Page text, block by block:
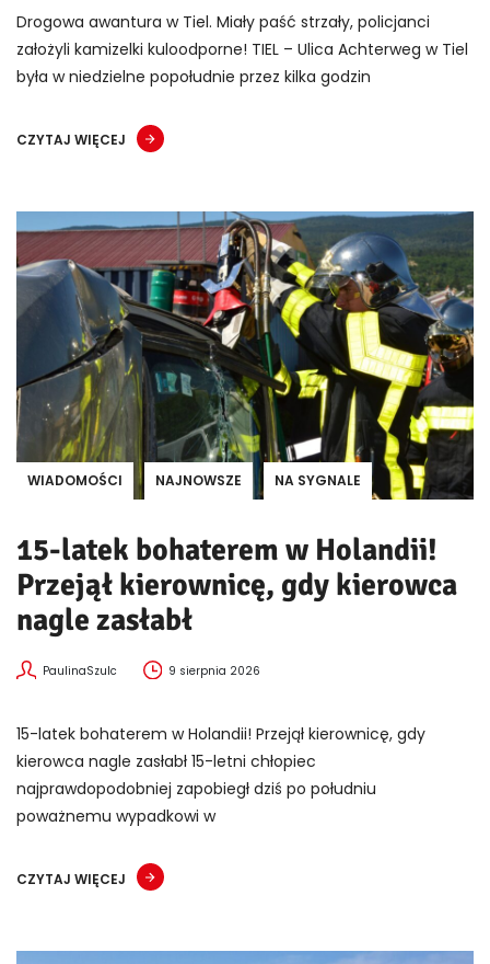
Drogowa awantura w Tiel. Miały paść strzały, policjanci
założyli kamizelki kuloodporne! TIEL – Ulica Achterweg w Tiel
była w niedzielne popołudnie przez kilka godzin
CZYTAJ WIĘCEJ
WIADOMOŚCI NAJNOWSZE NA SYGNALE
15-latek bohaterem w Holandii!
Przejął kierownicę, gdy kierowca
nagle zasłabł
PaulinaSzulc 9 sierpnia 2026
15-latek bohaterem w Holandii! Przejął kierownicę, gdy
kierowca nagle zasłabł 15-letni chłopiec
najprawdopodobniej zapobiegł dziś po południu
poważnemu wypadkowi w
CZYTAJ WIĘCEJ